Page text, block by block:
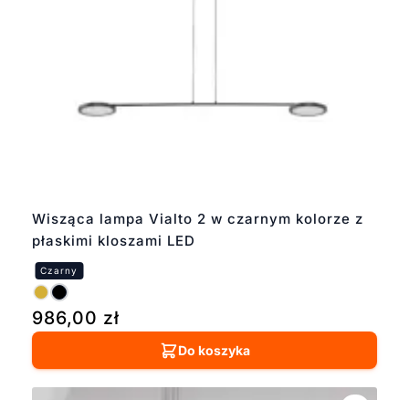
Wisząca lampa Vialto 2 w czarnym kolorze z
płaskimi kloszami LED
986,00 zł
Do koszyka